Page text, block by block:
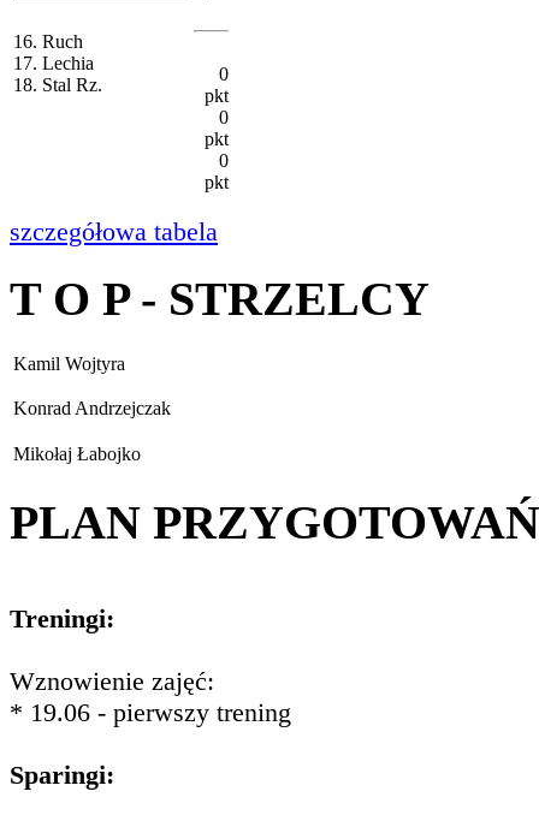
16. Ruch
17. Lechia
18. Stal Rz.
0
pkt
0
pkt
0
pkt
szczegółowa tabela
T O P - STRZELCY
Kamil Wojtyra
Konrad Andrzejczak
Mikołaj Łabojko
PLAN PRZYGOTOWAŃ
Treningi:
Wznowienie zajęć:
* 19.06 - pierwszy trening
Sparingi: